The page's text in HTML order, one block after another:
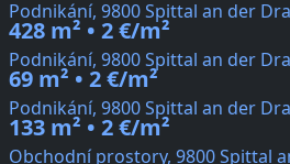
Podnikání, 9800 Spittal an der
428 m² • 2 €/m²
Podnikání, 9800 Spittal an der
69 m² • 2 €/m²
Podnikání, 9800 Spittal an der
133 m² • 2 €/m²
Obchodní prostory, 9800 Spittal